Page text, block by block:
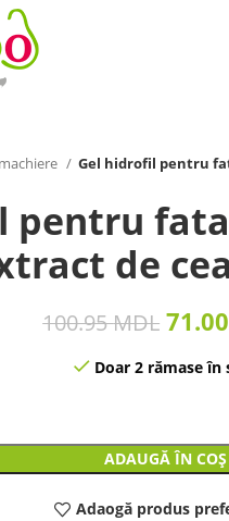
Gel hidrofil pentru
fata
de
100.95MDL 71.00
Doar 2 rămase în
ADAUGĂ ÎN COȘ
Adaogă produs